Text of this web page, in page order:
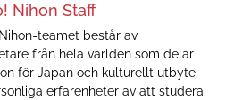
Nihon Staff
teamet består av
från hela världen som delar
för Japan och kulturellt utbyte.
erfarenheter av att studera,